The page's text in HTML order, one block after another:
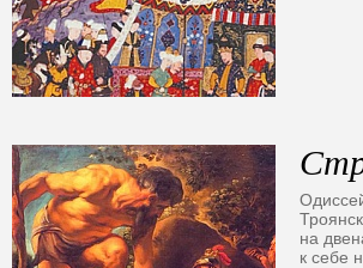
на
к себе